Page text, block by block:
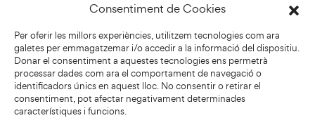
Consentiment de Cookies
Per oferir les millors experiències, utilitzem tecnologies com ara
galetes per emmagatzemar i/o accedir a la informació del dispositiu.
Donar el consentiment a aquestes tecnologies ens permetrà
processar dades com ara el comportament de navegació o
identificadors únics en aquest lloc. No consentir o retirar el
consentiment, pot afectar negativament determinades
característiques i funcions.